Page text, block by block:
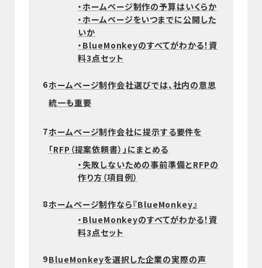
・ホームページ制作の予算はいくらか
・ホームページをいつまでに公開した
いか
・BlueMonkeyのすべてがわかる！資
料3点セット
6ホームページ制作会社選びでは、社内の意思
統一も重要
7ホームページ制作会社に提示する要件を
「RFP（提案依頼書）」にまとめる
・失敗しないための事前準備とRFPの
作り方（項目例）
8ホームページ制作なら『BlueMonkey』
・BlueMonkeyのすべてがわかる！資
料3点セット
9BlueMonkeyを選択した企業の実際の声